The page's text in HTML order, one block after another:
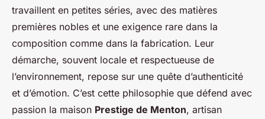
travaillent en petites séries, avec des matières
premières nobles et une exigence rare dans la
composition comme dans la fabrication. Leur
démarche, souvent locale et respectueuse de
l’environnement, repose sur une quête d’authenticité
et d’émotion. C’est cette philosophie que défend avec
passion la maison Prestige de Menton, artisan